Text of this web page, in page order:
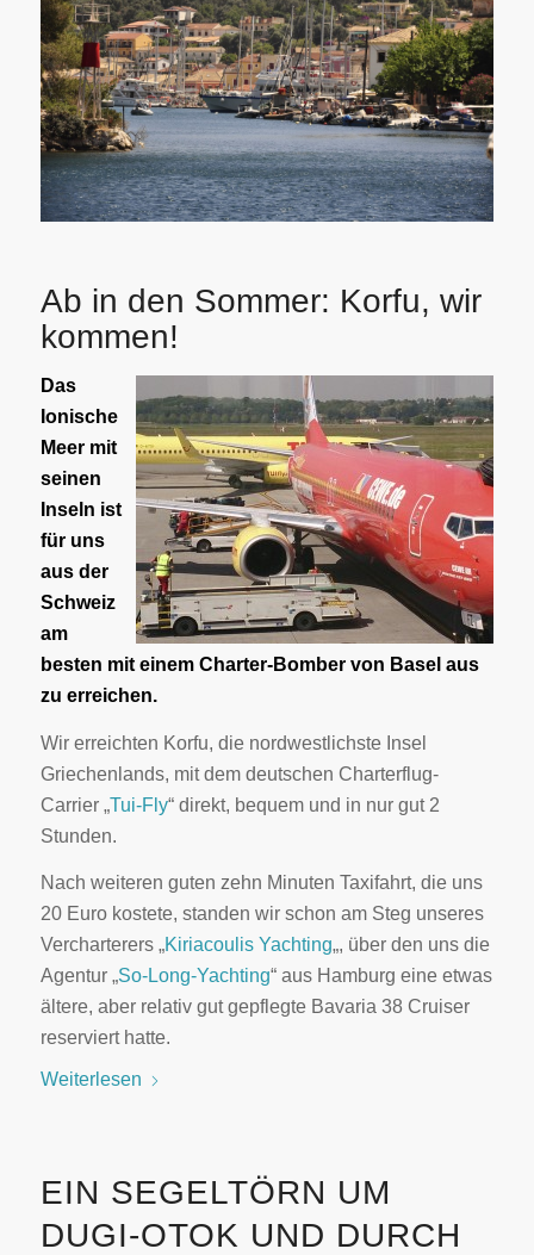
Ab in den Sommer: Korfu, wir
kommen!
Das
Ionische
Meer mit
seinen
Inseln ist
für uns
aus der
Schweiz
am
besten mit einem Charter-Bomber von Basel aus
zu erreichen.
Wir erreichten Korfu, die nordwestlichste Insel
Griechenlands, mit dem deutschen Charterflug-
Carrier „Tui-Fly“ direkt, bequem und in nur gut 2
Stunden.
Nach weiteren guten zehn Minuten Taxifahrt, die uns
20 Euro kostete, standen wir schon am Steg unseres
Vercharterers „Kiriacoulis Yachting„, über den uns die
Agentur „So-Long-Yachting“ aus Hamburg eine etwas
ältere, aber relativ gut gepflegte Bavaria 38 Cruiser
reserviert hatte.
Weiterlesen
EIN SEGELTÖRN UM
DUGI-OTOK UND DURCH